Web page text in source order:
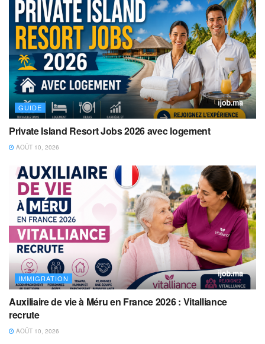
GUIDE
Private Island Resort Jobs 2026 avec logement
AOÛT 10, 2026
IMMIGRATION
Auxiliaire de vie à Méru en France 2026 : Vitalliance
recrute
AOÛT 10, 2026